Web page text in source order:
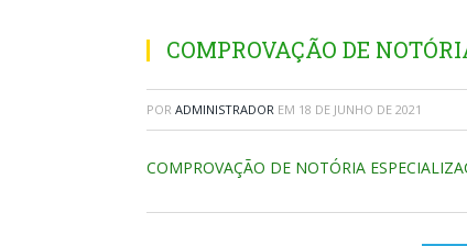
COMPROVAÇÃO DE
POR ADMINISTRADOR EM 18 DE JUNHO DE 2021
COMPROVAÇÃO DE NOTÓRIA